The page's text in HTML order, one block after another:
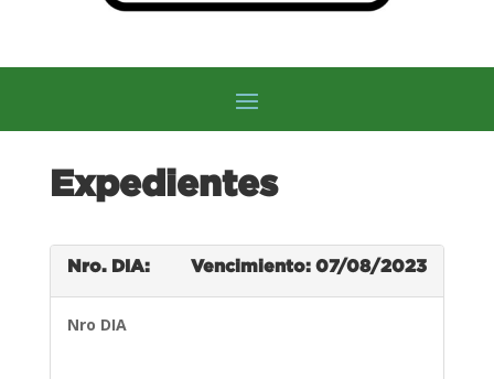
Expedientes
Nro. DIA: Vencimiento: 07/08/2023
Nro DIA